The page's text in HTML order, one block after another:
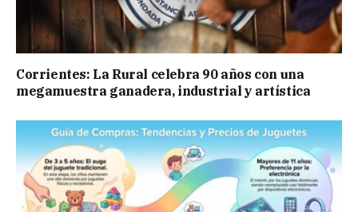
Corrientes: La Rural celebra 90 años con una
megamuestra ganadera, industrial y artística